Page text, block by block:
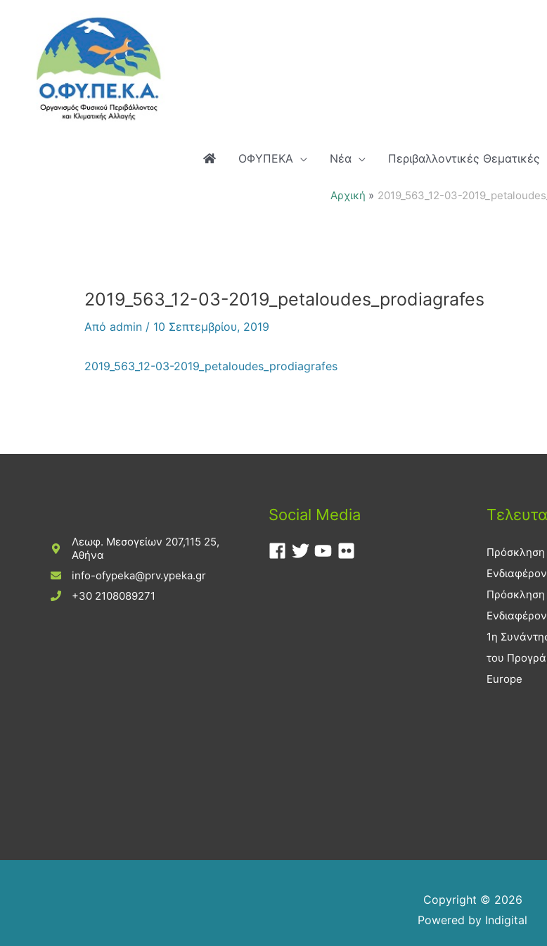
περιεχόμενο
ΟΦΥΠΕΚΑ Νέα Περιβαλλοντικές Θεματικές
Αρχική 2019_563_12-03-
2019_563_12-03-2019_petaloudes_prodiagrafes
Από admin / 10 Σεπτεμβρίου, 2019
2019_563_12-03-2019_petaloudes_prodiagrafes
Λεωφ. Μεσογείων 207,115 25,
Αθήνα
info-ofypeka@prv.ypeka.gr
+30 2108089271
Social Media
1η
του
Europe
Copyright © 2026
Powered by Indigital